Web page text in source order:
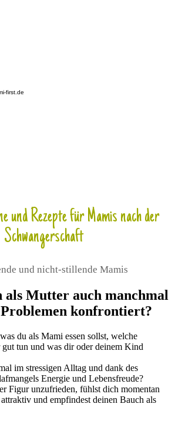
first.de
und Rezepte für Mamis nach der
Schwangerschaft
und nicht-stillende Mamis
als Mutter auch manchmal
konfrontiert?
du als Mami essen sollst, welche
tun und was dir oder deinem Kind
im stressigen Alltag und dank des
Energie und Lebensfreude?
Figur unzufrieden, fühlst dich momentan
und empfindest deinen Bauch als